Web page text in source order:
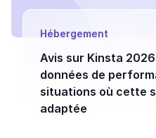
Hébergement
Avis sur Kinsta
données de
situations où cette
adaptée